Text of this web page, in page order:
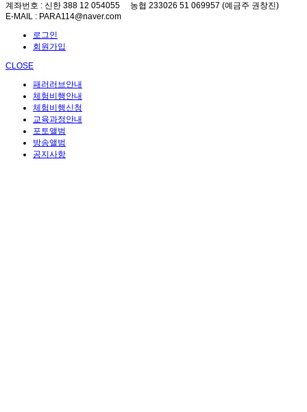
계좌번호 : 신한 388 12 054055 농협 233026 51 069957 (예금주 권창진)
E-MAIL : PARA114@naver.com
로그인
회원가입
CLOSE
패러러브안내
체험비행안내
체험비행신청
교육과정안내
포토앨범
방송앨범
공지사항